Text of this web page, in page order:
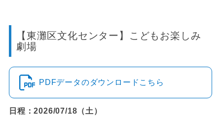
【東灘区文化センター】こどもお楽しみ
劇場
PDFデータのダウンロードこちら
日程：2026/07/18（土）